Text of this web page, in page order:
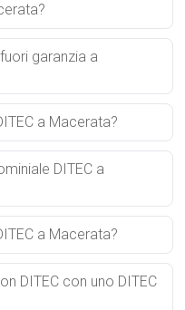
garanzia a
a Macerata?
DITEC a
a Macerata?
DITEC con uno DITEC